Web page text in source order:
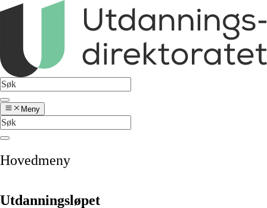
Meny
Hovedmeny
Utdanningsløpet